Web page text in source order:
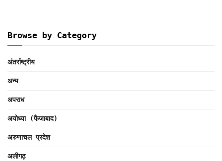
Browse by Category
अंतर्राष्ट्रीय
अन्य
अपराध
अयोध्या (फैजाबाद)
अरुणाचल प्रदेश
अलीगढ़